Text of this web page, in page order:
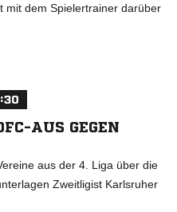
mit dem Spielertrainer darüber
AUS GEGEN
aus der 4. Liga über die
Zweitligist Karlsruher